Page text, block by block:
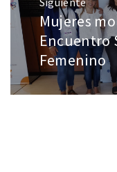
Mujeres
Encuentro
Femenino